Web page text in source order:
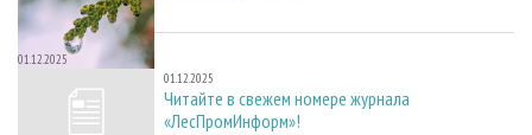
01.12.2025
01.12.2025
Читайте в свежем номере журнала
«ЛесПромИнформ»!